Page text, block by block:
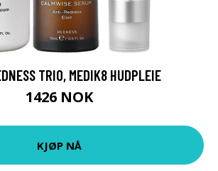
TRIO, MEDIK8 HUDPLEIE
1426 NOK
KJØP NÅ